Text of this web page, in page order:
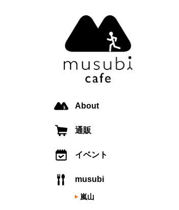
About
通販
イベント
musubi
嵐山